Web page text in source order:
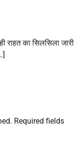
राहत का सिलसिला जारी
Required fields